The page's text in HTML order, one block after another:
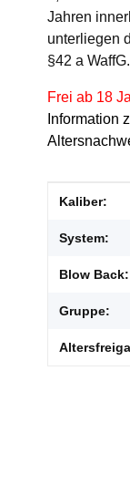
Jahren
unterliegen
§42 a WaffG.
Frei ab 18
Information
Wert
Kaliber:
System:
Blow Back:
Gruppe: